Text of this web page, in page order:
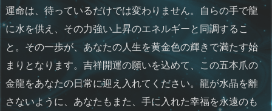
運命は、待っているだけでは変わりません。自らの手で龍
に水を供え、その力強い上昇のエネルギーと同調するこ
と。その一歩が、あなたの人生を黄金色の輝きで満たす始
まりとなります。吉祥開運の願いを込めて、この五本爪の
金龍をあなたの日常に迎え入れてください。龍が水晶を離
さないように、あなたもまた、手に入れた幸福を永遠のも